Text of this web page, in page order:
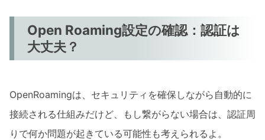
Open Roaming設定の確認：認証は
大丈夫？
OpenRoamingは、セキュリティを確保しながら自動的に
接続される仕組みだけど、もし繋がらない場合は、認証周
りで何か問題が起きている可能性も考えられるよ。